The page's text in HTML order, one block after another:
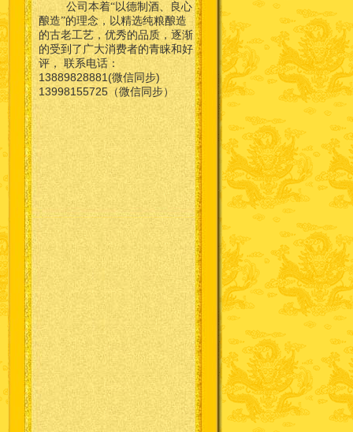
公司本着“以德制酒、良心
酿造”的理念，以精选纯粮酿造
的古老工艺，优秀的品质，逐渐
的受到了广大消费者的青睐和好
评， 联系电话：
13889828881(微信同步)
13998155725（微信同步）